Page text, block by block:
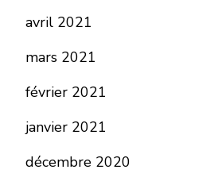
avril 2021
mars 2021
février 2021
janvier 2021
décembre 2020